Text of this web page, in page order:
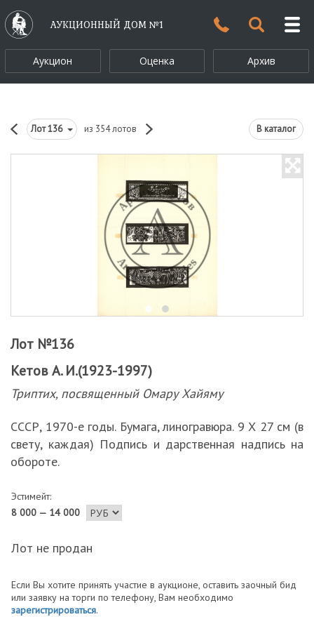
АУКЦИОННЫЙ ДОМ №1
Аукцион Оценка Архив
Лот136 из 354 лотов В каталог
Лот №136
Кетов А. И.(1923-1997)
Триптих, посвященный Омару Хайяму
СССР, 1970-е годы. Бумага, линогравюра. 9 Х 27 см (в
свету, каждая) Подпись и дарственная надпись на
обороте.
Эстимейт:
8 000 — 14 000
Лот не продан
Если Вы хотите принять участие в аукционе, оставить заочный бид
или заявку на торги по телефону, Вам необходимо
зарегистрироваться.